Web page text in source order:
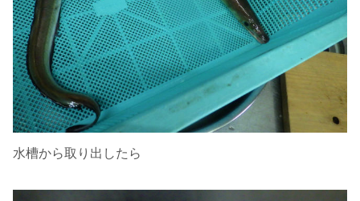
水槽から取り出したら